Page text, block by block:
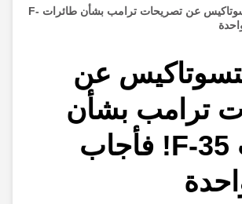
سُئل ميتسوتاكيس عن تصريحات ترامب بشأن طائرات F-
عن
ترامب بشأن
طائرات F-35! فأجاب